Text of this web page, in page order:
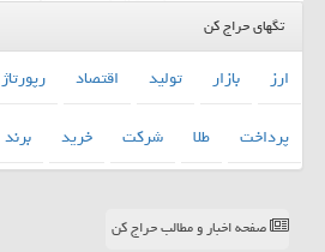
تگهای حراج کن
ارز بازار تولید اقتصاد رپورتاژ
پرداخت
طلا شركت خرید برند
صفحه اخبار و مطالب حراج کن